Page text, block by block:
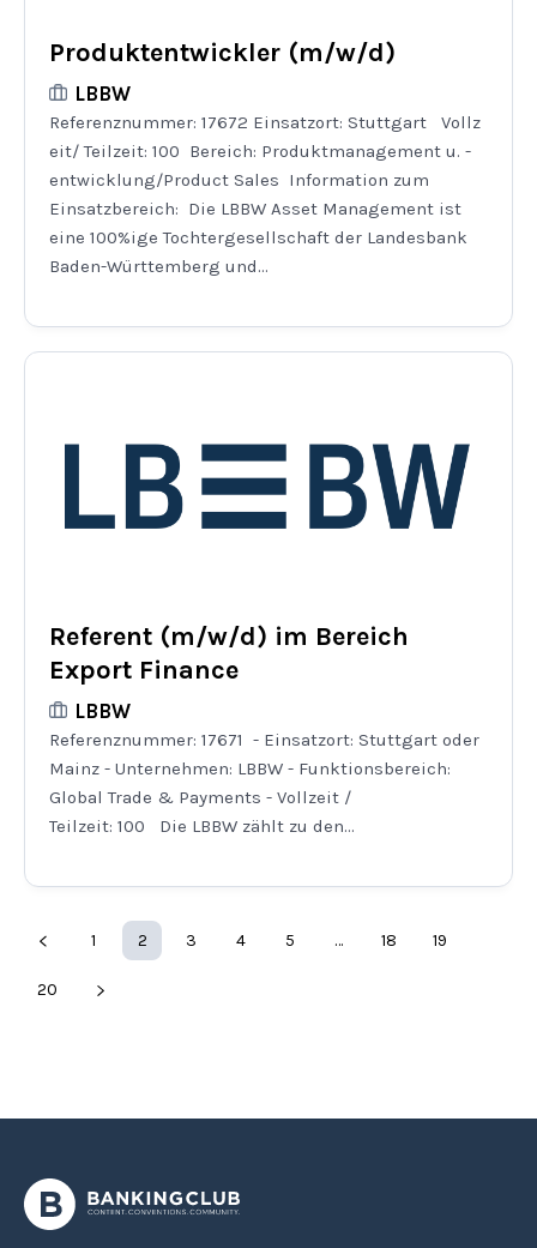
Produktentwickler (m/w/d)
LBBW
Referenznummer: 17672 Einsatzort: Stuttgart Vollz
eit/ Teilzeit: 100 Bereich: Produktmanagement u. -
entwicklung/Product Sales Information zum
Einsatzbereich: Die LBBW Asset Management ist
eine 100%ige Tochtergesellschaft der Landesbank
Baden-Württemberg und...
Referent (m/w/d) im Bereich
Export Finance
LBBW
Referenznummer: 17671 - Einsatzort: Stuttgart oder
Mainz - Unternehmen: LBBW - Funktionsbereich:
Global Trade & Payments - Vollzeit /
Teilzeit: 100 Die LBBW zählt zu den...
1 2 3 4 5 … 18 19
20